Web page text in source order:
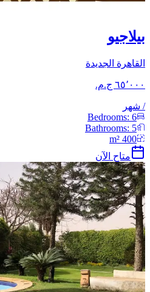
بيلاجيو
القاهرة الجديدة
/ شهر
Bedrooms: 6
Bathrooms: 5
400
متاح الآن